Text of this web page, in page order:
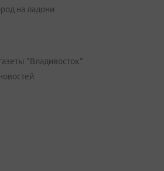
на ладони
"Владивосток"